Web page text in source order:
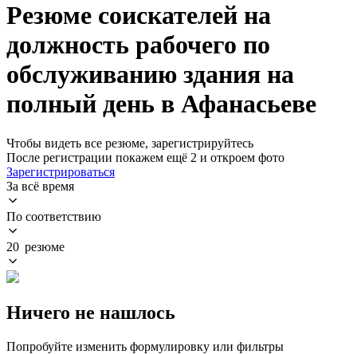
Резюме соискателей на
должность рабочего по
обслуживанию здания на
полный день в Афанасьеве
Чтобы видеть все резюме, зарегистрируйтесь
После регистрации покажем ещё 2 и откроем фото
Зарегистрироваться
За всё время
По соответствию
20 резюме
Ничего не нашлось
Попробуйте изменить формулировку или фильтры